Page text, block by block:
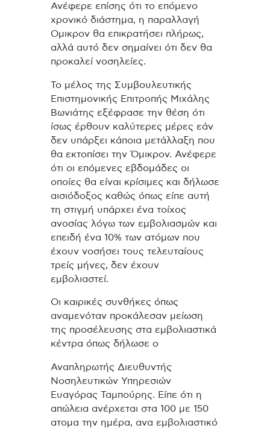
Ανέφερε επίσης ότι το επόμενο
χρονικό διάστημα, η παραλλαγή
Ομικρον θα επικρατήσει πλήρως,
αλλά αυτό δεν σημαίνει ότι δεν θα
προκαλεί νοσηλείες.
Το μέλος της Συμβουλευτικής
Επιστημονικής Επιτροπής Μιχάλης
Βωνιάτης εξέφρασε την θέση ότι
ίσως έρθουν καλύτερες μέρες εάν
δεν υπάρξει κάποια μετάλλαξη που
θα εκτοπίσει την Όμικρον. Ανέφερε
ότι οι επόμενες εβδομάδες οι
οποίες θα είναι κρίσιμες και δήλωσε
αισιόδοξος καθώς όπως είπε αυτή
τη στιγμή υπάρχει ένα τοίχος
ανοσίας λόγω των εμβολιασμών και
επειδή ένα 10% των ατόμων που
έχουν νοσήσει τους τελευταίους
τρείς μήνες, δεν έχουν
εμβολιαστεί.
Οι καιρικές συνθήκες όπως
αναμενόταν προκάλεσαν μείωση
της προσέλευσης στα εμβολιαστικά
κέντρα όπως δήλωσε ο
Αναπληρωτής Διευθυντής
Νοσηλευτικών Υπηρεσιών
Ευαγόρας Ταμπούρης. Είπε ότι η
απώλεια ανέρχεται στα 100 με 150
ατομα την ημέρα, ανα εμβολιαστικό